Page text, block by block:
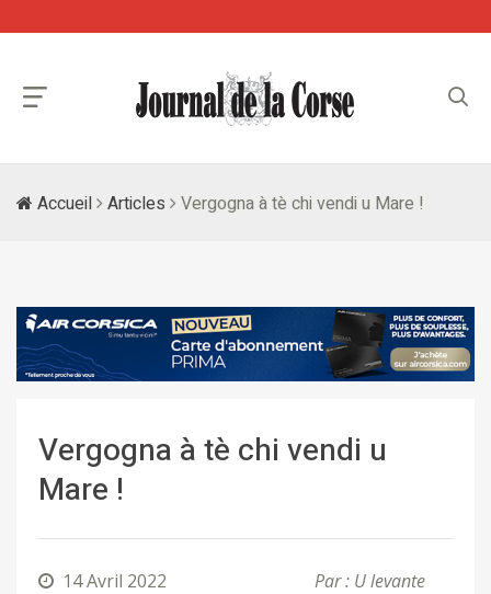
Accueil Articles Vergogna à tè chi vendi u Mare !
Vergogna à tè chi vendi u
Mare !
14 Avril 2022
Par : U levante